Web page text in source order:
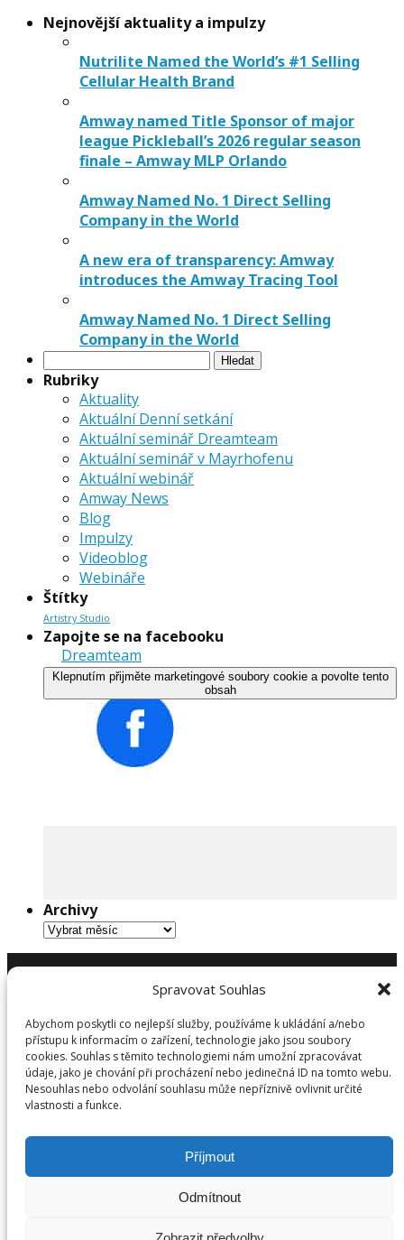
Spravovat Souhlas
Abychom poskytli co nejlepší služby, používáme k ukládání a/nebo
přístupu k informacím o zařízení, technologie jako jsou soubory
cookies. Souhlas s těmito technologiemi nám umožní zpracovávat
údaje, jako je chování při procházení nebo jedinečná ID na tomto webu.
Nesouhlas nebo odvolání souhlasu může nepříznivě ovlivnit určité
vlastnosti a funkce.
Příjmout
Odmítnout
Nejnovější aktuality a impulzy
Nutrilite Named the World’s #1 Selling
Cellular Health Brand
Amway named Title Sponsor of major
league Pickleball’s 2026 regular season
finale – Amway MLP Orlando
Amway Named No. 1 Direct Selling
Company in the World
A new era of transparency: Amway
introduces the Amway Tracing Tool
Amway Named No. 1 Direct Selling
Company in the World
Vyhledávání
Rubriky
Aktuality
Aktuální Denní setkání
Aktuální seminář Dreamteam
Aktuální seminář v Mayrhofenu
Aktuální webinář
Amway News
Blog
Impulzy
Videoblog
Webináře
Štítky
Artistry Studio
Zapojte se na facebooku
Dreamteam
Klepnutím přijměte marketingové soubory cookie a povolte tento
obsah
Archivy
Archivy
2026DreamTeam.cz | Všechna práva vyhrazena. Gaudus
s.r.o., Haštalská 6, 110 00 Praha 1
Zásady zpracování osobních údajů | Cookies |Kontakt